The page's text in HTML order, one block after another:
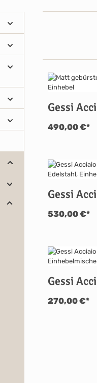
Gessi
490,00 €*
Gessi
530,00 €*
Gessi
270,00 €*